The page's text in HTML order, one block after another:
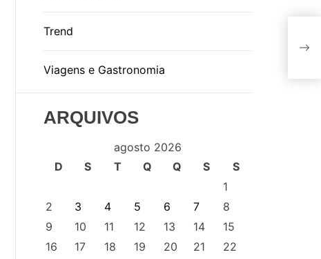
Trend
Viagens e Gastronomia
ARQUIVOS
agosto 2026
D
S T Q Q S
S
1
2
3 4 5 6 7
8
9
10 11 12 13 14
15
16
17 18 19 20 21
22